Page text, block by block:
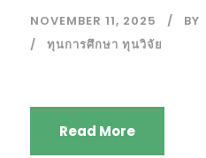
NOVEMBER 11, 2025 BY
ทุนการศึกษา ทุนวิจัย
Read More